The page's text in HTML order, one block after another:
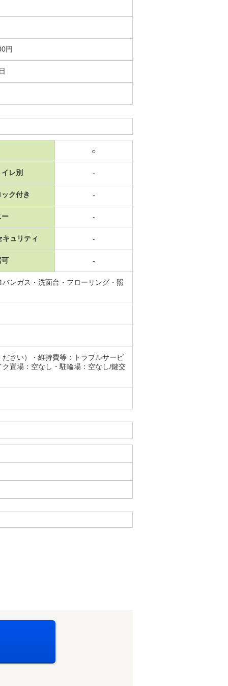
円
○
レ別 -
ク付き -
ー -
キュリティ -
可 -
ンガス・洗面台・フローリング・照
さい）・維持費等：トラブルサービ
置場：空なし・駐輪場：空なし/鍵交